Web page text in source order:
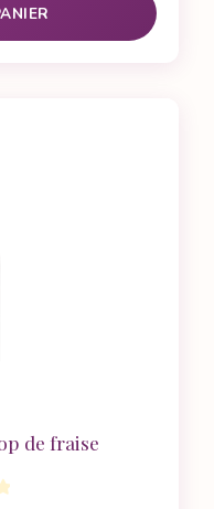
de fraise